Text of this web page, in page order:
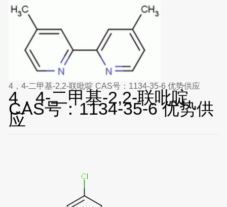
4，4-二甲基-2,2-联吡啶 CAS号：1134-35-6 优势供应
4，4-二甲基-2,2-联吡啶
CAS号：1134-35-6 优势供
应